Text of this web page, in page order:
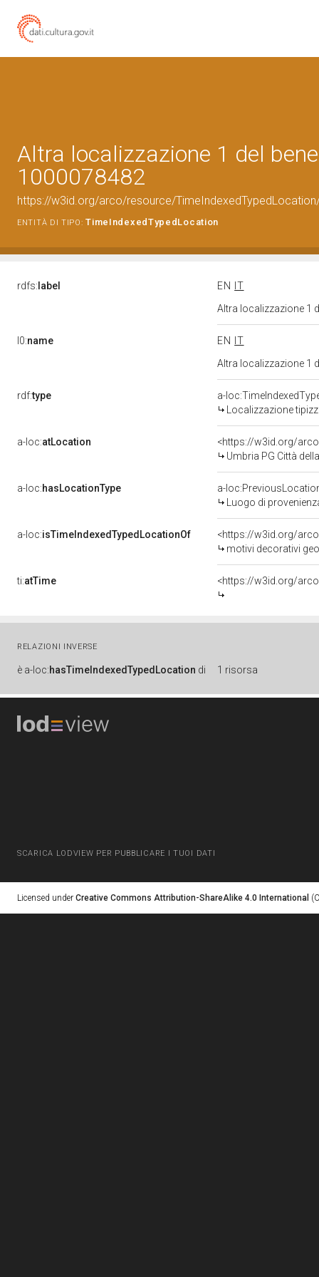
Altra localizzazione 1 del
1000078482
https://w3id.org/arco/resource/
ENTITÀ DI TIPO: TimeIndexedTypedLocation
rdfs: label EN
IT
Altra localizzazione 1
l0:name EN
IT
Altra localizzazione 1
rdf:type
a-
Localizzazione
a-loc:atLocation
<https://w3id.org/
Umbria PG Città
a-loc:hasLocationType
a-
Luogo di
a-loc:isTimeIndexedTypedLocationOf
<https://w3id.org/
motivi decorativi
ti:atTime <https://w3id.org/
RELAZIONI INVERSE
è a-loc:hasTimeIndexedTypedLocation di 1 risorsa
SCARICA LODVIEW PER PUBBLICARE I TUOI DATI
Licensed under Creative Commons Attribution-ShareAlike 4.0 International